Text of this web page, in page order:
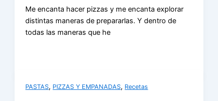
Me encanta hacer pizzas y me encanta explorar
distintas maneras de prepararlas. Y dentro de
todas las maneras que he
PASTAS, PIZZAS Y EMPANADAS, Recetas